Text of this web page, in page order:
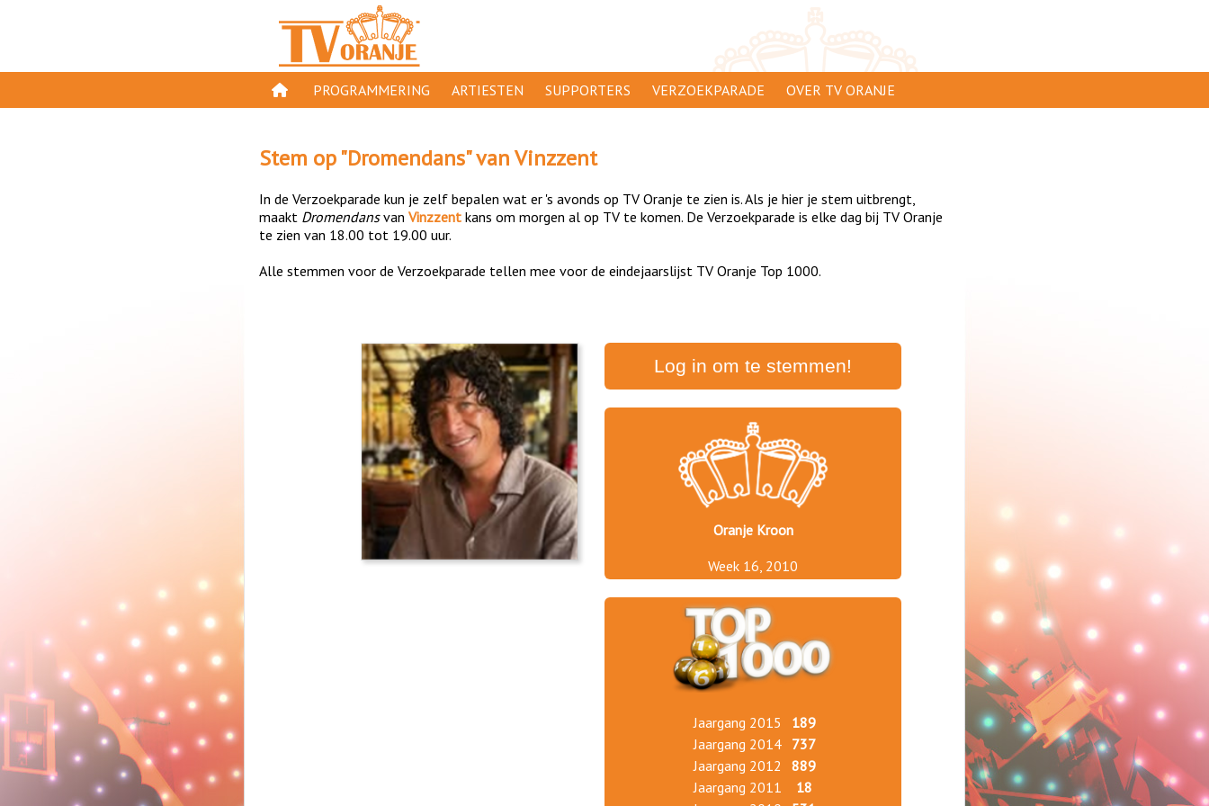
PROGRAMMERING
GESPEELD OP TV ORANJE
ORANJE KROON
TV ORANJE TOP 1000
11 VAN ORANJE
ARTIESTEN SUPPORTERS
AANMELDEN
VERZOEKPARADE OVER TV ORANJE
ADVERTEREN
PRIVACY
Stem op "Dromendans" vanVinzzent
In de Verzoekparade kun je zelf bepalen wat er 's avonds op TV Oranje te zien is. Als je hier je stem uitbrengt,
maakt Dromendansvan Vinzzent kans om morgen al op TV te komen. De Verzoekparade is elke dag bij TV Oranje
te zien van 18.00 tot 19.00 uur.
Alle stemmen voor de Verzoekparade tellen mee voor de eindejaarslijst TV Oranje Top 1000.
Log in om te stemmen!
Oranje Kroon
Week 16, 2010
Jaargang 2015
189
Jaargang 2014
737
Jaargang 2012
889
Jaargang 2011
18